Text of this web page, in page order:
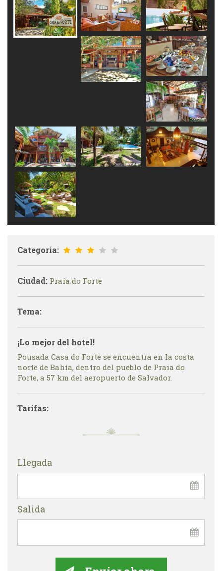
Categoría:
Ciudad: Praia do Forte
Tema:
¡Lo mejor del hotel!
Pousada Casa do Forte se encuentra en la costa
norte de Bahía, dentro del pueblo de Praia do
Forte, a 57 km del aeropuerto de Salvador.
Tarifas:
Llegada
Salida